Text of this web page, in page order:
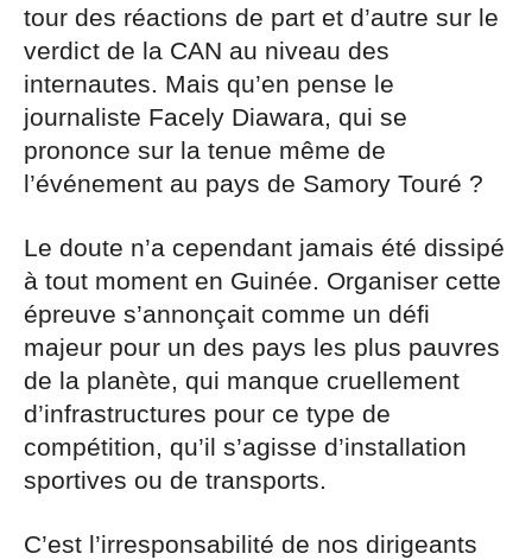
tour des réactions de part et d’autre sur le
verdict de la CAN au niveau des
internautes. Mais qu’en pense le
journaliste Facely Diawara, qui se
prononce sur la tenue même de
l’événement au pays de Samory Touré ?
Le doute n’a cependant jamais été dissipé
à tout moment en Guinée. Organiser cette
épreuve s’annonçait comme un défi
majeur pour un des pays les plus pauvres
de la planète, qui manque cruellement
d’infrastructures pour ce type de
compétition, qu’il s’agisse d’installation
sportives ou de transports.
C’est l’irresponsabilité de nos dirigeants